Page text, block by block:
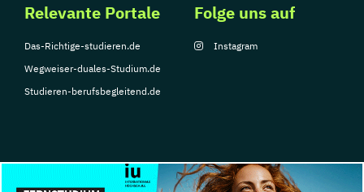
Relevante Portale
Das-Richtige-studieren.de
Wegweiser-duales-Studium.de
Studieren-berufsbegleitend.de
Folge uns auf
Instagram